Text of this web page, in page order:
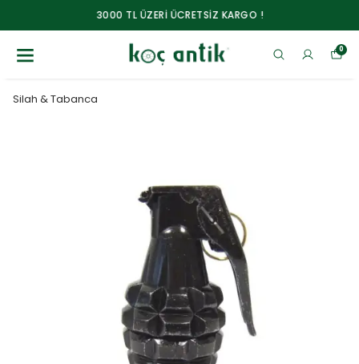
3000 TL ÜZERİ ÜCRETSİZ KARGO !
0
Silah & Tabanca